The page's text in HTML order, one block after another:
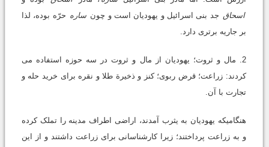
اسحاق جد بنی اسرائیل و یهودیان است و چون ساره حرّه بوده، لذا
بر جاریه برتری دارد.
2. مال و ثروت؛ یهودیان از مال و ثروت در سه حوزه استفاده می
کردند: زراعت؛ قرض ربوی؛ کنز و ذخیرة طلا و نقره برای خرید حله و
تجارت با آن.
هنگامیکه یهودیان به یثرب آمدند، اراضی اطراف مدینه را تملک کرده
و به زراعت پرداختند؛ زیرا کارشناسانی برای زراعت داشتند و از این